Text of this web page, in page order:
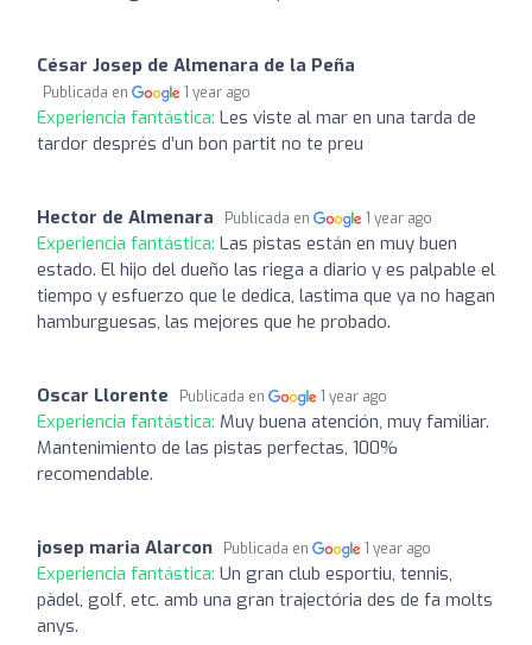
César Josep de Almenara de la Peña
Publicada en 1 year ago
Experiencia fantástica: Les viste al mar en una tarda de
tardor després d’un bon partit no te preu
Hector de Almenara Publicada en 1 year ago
Experiencia fantástica: Las pistas están en muy buen
estado. El hijo del dueño las riega a diario y es palpable el
tiempo y esfuerzo que le dedica, lastima que ya no hagan
hamburguesas, las mejores que he probado.
Oscar Llorente Publicada en 1 year ago
Experiencia fantástica: Muy buena atención, muy familiar.
Mantenimiento de las pistas perfectas, 100%
recomendable.
josep maria Alarcon Publicada en 1 year ago
Experiencia fantástica: Un gran club esportiu, tennis,
pàdel, golf, etc. amb una gran trajectória des de fa molts
anys.